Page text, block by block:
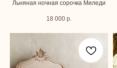
Льняная ночная сорочка Миледи
18 000 р.